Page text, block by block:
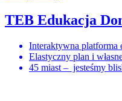
TEB Edukacja
Interaktywna platforma
Elastyczny plan i
45 miast – jesteśmy